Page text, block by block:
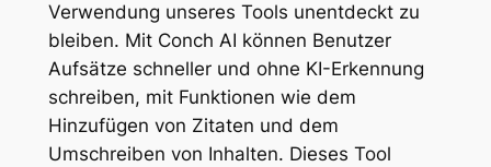
Verwendung unseres Tools unentdeckt zu
bleiben. Mit Conch AI können Benutzer
Aufsätze schneller und ohne KI-Erkennung
schreiben, mit Funktionen wie dem
Hinzufügen von Zitaten und dem
Umschreiben von Inhalten. Dieses Tool